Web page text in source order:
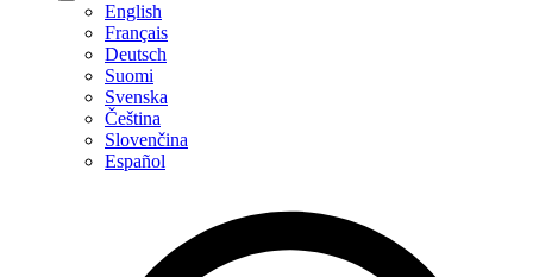
English
Français
Deutsch
Suomi
Svenska
Čeština
Slovenčina
Español